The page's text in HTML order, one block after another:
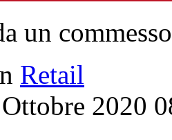
un
Retail
2020